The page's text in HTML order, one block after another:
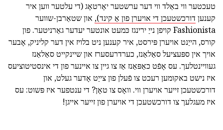
טעכטער ווי באַלד ווי דער ערשטער יאָרטאָג (די עלטער ווען איר
קענען דורכשטעכן די אויערן פון אַ קינד), און שטאַרבן-שווער
Fashionista קויפן נייַ ירינגז כּמעט אונטער יעדער גאַרניטער. פון
קורס, הייַנט אויערן פּירסט, איר קענען ניט בלויז אין דער קליניק, אָבער
אויך אין ספּעציעל סאַלאַנז, כערדרעסערז און שיינקייט סאַלאַנז
געוויינטלעך. עס אָפֿט כאַפּאַנז אַז צו גיין צו איינער פון די אינסטיטוציעס
איז נישט באקומען רעכט צו פֿעלן פון צייַט אָדער געלט, און
דורכשטעכן זייער אויערן ווי. וואָס צו טאָן? די ענטפער איז פּשוט: עס
איז מעגלעך צו דורכשטעכן די אויערן פון זייער אייגן!